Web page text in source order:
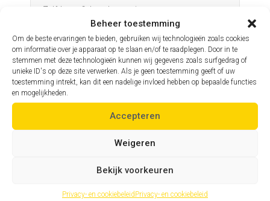
Beheer toestemming
Om de beste ervaringen te bieden, gebruiken wij technologieën zoals cookies
om informatie over je apparaat op te slaan en/of te raadplegen. Door in te
stemmen met deze technologieën kunnen wij gegevens zoals surfgedrag of
unieke ID's op deze site verwerken. Als je geen toestemming geeft of uw
toestemming intrekt, kan dit een nadelige invloed hebben op bepaalde functies
en mogelijkheden.
Accepteren
Weigeren
Bekijk voorkeuren
Privacy- en cookiebeleidPrivacy- en cookiebeleid
Zelfde profiel, andere regio
Reliability Engineer
Hulst
Zelfde profiel, andere regio
Reliability Engineer
Andere profielen in deze regio